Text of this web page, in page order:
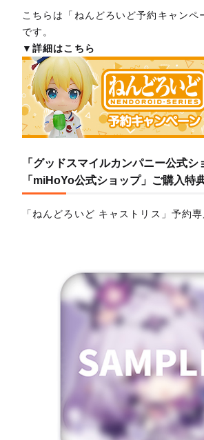
こちらは「ねんどろいど予約キャンペ
です。
▼詳細はこちら
「グッドスマイルカンパニー公式シ
「miHoYo公式ショップ」ご購入特
「ねんどろいど キャストリス」予約